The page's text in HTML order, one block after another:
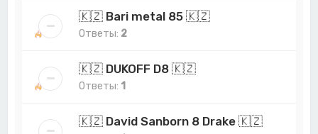
🇰🇿 Bari metal 85 🇰🇿
Ответы: 2
🇰🇿 DUKOFF D8 🇰🇿
Ответы: 1
🇰🇿 David Sanborn 8 Drake 🇰🇿